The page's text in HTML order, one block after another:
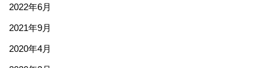
2022年6月
2021年9月
2020年4月